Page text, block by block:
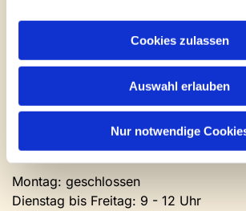
Cookies zulassen
Auswahl erlauben
Nur notwendige
0 52 04 / 36 28
Mail:
Newsletter abonnieren
Kontakt und Öffnungszeiten
Gemeinde- und Friedhofsamt
Montag: geschlossen
Dienstag bis Freitag: 9 - 12 Uhr